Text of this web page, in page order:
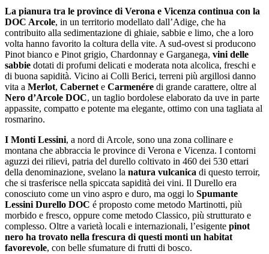
La pianura tra le province di Verona e Vicenza continua con la
DOC Arcole, in un territorio modellato dall’Adige, che ha
contribuito alla sedimentazione di ghiaie, sabbie e limo, che a loro
volta hanno favorito la coltura della vite. A sud-ovest si producono
Pinot bianco e Pinot grigio, Chardonnay e Garganega, vini delle
sabbie dotati di profumi delicati e moderata nota alcolica, freschi e
di buona sapidità. Vicino ai Colli Berici, terreni più argillosi danno
vita a Merlot, Cabernet e Carmenére di grande carattere, oltre al
Nero d’Arcole DOC, un taglio bordolese elaborato da uve in parte
appassite, compatto e potente ma elegante, ottimo con una tagliata al
rosmarino.
I Monti Lessini, a nord di Arcole, sono una zona collinare e
montana che abbraccia le province di Verona e Vicenza. I contorni
aguzzi dei rilievi, patria del durello coltivato in 460 dei 530 ettari
della denominazione, svelano la natura vulcanica di questo terroir,
che si trasferisce nella spiccata sapidità dei vini. Il Durello era
conosciuto come un vino aspro e duro, ma oggi lo Spumante
Lessini Durello DOC é proposto come metodo Martinotti, più
morbido e fresco, oppure come metodo Classico, più strutturato e
complesso. Oltre a varietà locali e internazionali, l’esigente pinot
nero ha trovato nella frescura di questi monti un habitat
favorevole, con belle sfumature di frutti di bosco.